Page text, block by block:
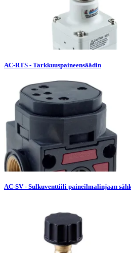
AC-RTS - Tarkkuuspaineensäädin
AC-SV - Sulkuventtiili paineilmalinjaan